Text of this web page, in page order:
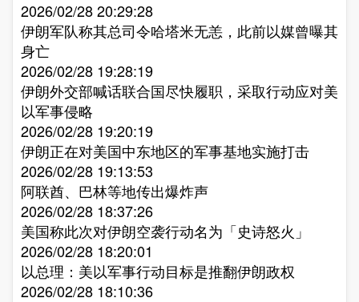
2026/02/28 20:29:28
伊朗军队称其总司令哈塔米无恙，此前以媒曾曝其
身亡​
2026/02/28 19:28:19
伊朗外交部喊话联合国尽快履职，采取行动应对美
以军事侵略​
2026/02/28 19:20:19
伊朗正在对美国中东地区的军事基地实施打击​
2026/02/28 19:13:53
阿联酋、巴林等地传出爆炸声​
2026/02/28 18:37:26
美国称此次对伊朗空袭行动名为「史诗怒火」​
2026/02/28 18:20:01
以总理：美以军事行动目标是推翻伊朗政权​
2026/02/28 18:10:36